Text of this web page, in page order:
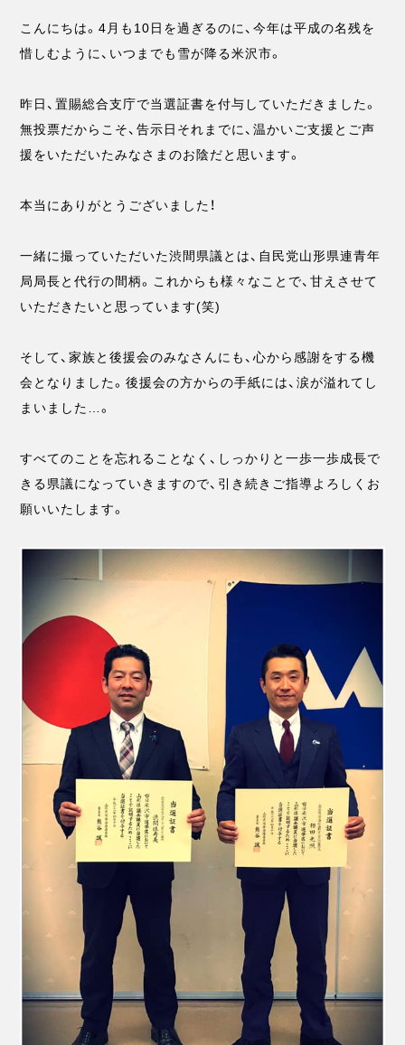
こんにちは。4月も10日を過ぎるのに、今年は平成の名残を
惜しむように、いつまでも雪が降る米沢市。
昨日、置賜総合支庁で当選証書を付与していただきました。
無投票だからこそ、告示日それまでに、温かいご支援とご声
援をいただいたみなさまのお陰だと思います。
本当にありがとうございました！
一緒に撮っていただいた渋間県議とは、自民党山形県連青年
局局長と代行の間柄。これからも様々なことで、甘えさせて
いただきたいと思っています(笑)
そして、家族と後援会のみなさんにも、心から感謝をする機
会となりました。後援会の方からの手紙には、涙が溢れてし
まいました…。
すべてのことを忘れることなく、しっかりと一歩一歩成長で
きる県議になっていきますので、引き続きご指導よろしくお
願いいたします。